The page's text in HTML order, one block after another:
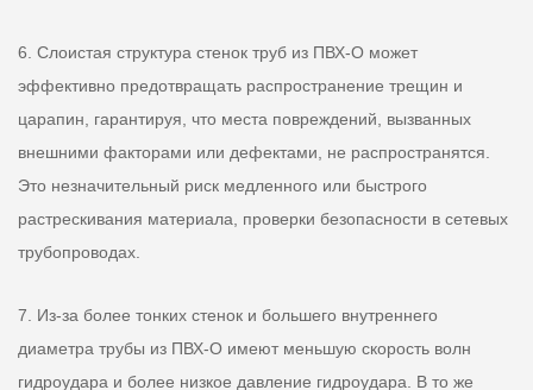
6. Слоистая структура стенок труб из ПВХ-О может
эффективно предотвращать распространение трещин и
царапин, гарантируя, что места повреждений, вызванных
внешними факторами или дефектами, не распространятся.
Это незначительный риск медленного или быстрого
растрескивания материала, проверки безопасности в сетевых
трубопроводах.
7. Из-за более тонких стенок и большего внутреннего
диаметра трубы из ПВХ-О имеют меньшую скорость волн
гидроудара и более низкое давление гидроудара. В то же